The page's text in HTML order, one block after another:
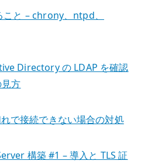
と – chrony、ntpd、
Directory の LDAP を確認
方
で接続できない場合の対処
構築 #1 – 導入と TLS 証